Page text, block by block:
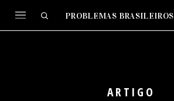
PROBLEMAS BRASILEIROS
ARTIGO